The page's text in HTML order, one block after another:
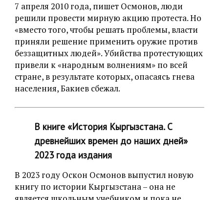
7 апреля 2010 года, пишет Осмонов, люди
решили провести мирную акцию протеста. Но
«‎вместо того, чтобы решать проблемы, власти
приняли решение применить оружие против
беззащитных людей». Убийства протестующих
привели к «‎народным волнениям» по всей
стране, в результате которых, опасаясь гнева
населения, Бакиев сбежал.
В книге «‎История Кыргызстана. С
древнейших времен до наших дней»
2023 года издания
В 2023 году Оскон Осмонов выпустил новую
книгу по истории Кыргызстана – она не